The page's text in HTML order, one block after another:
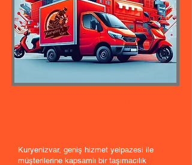
Kuryenizvar, geniş hizmet yelpazesi ile
müşterilerine kapsamlı bir taşımacılık